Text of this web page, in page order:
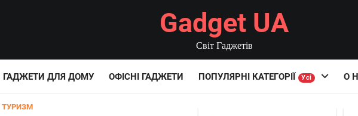
Gadget UA
Світ Гаджетів
ГАДЖЕТИ ДЛЯ ДОМУ ОФІСНІ ГАДЖЕТИ ПОПУЛЯРНІ КАТЕГОРІЇ Усі О
ТУРИЗМ